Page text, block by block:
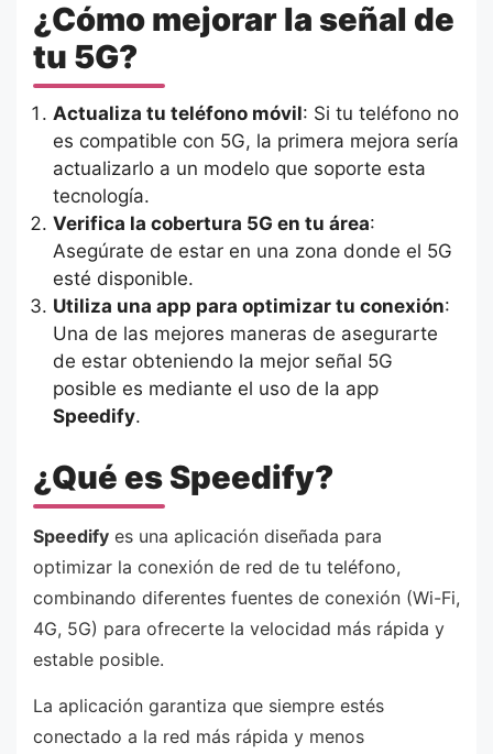
¿Cómo mejorar la señal de
tu 5G?
Actualiza tu teléfono móvil: Si tu teléfono no
es compatible con 5G, la primera mejora sería
actualizarlo a un modelo que soporte esta
tecnología.
Verifica la cobertura 5G en tu área:
Asegúrate de estar en una zona donde el 5G
esté disponible.
Utiliza una app para optimizar tu conexión:
Una de las mejores maneras de asegurarte
de estar obteniendo la mejor señal 5G
posible es mediante el uso de la app
Speedify.
¿Qué es Speedify?
Speedify es una aplicación diseñada para
optimizar la conexión de red de tu teléfono,
combinando diferentes fuentes de conexión (Wi-Fi,
4G, 5G) para ofrecerte la velocidad más rápida y
estable posible.
La aplicación garantiza que siempre estés
conectado a la red más rápida y menos